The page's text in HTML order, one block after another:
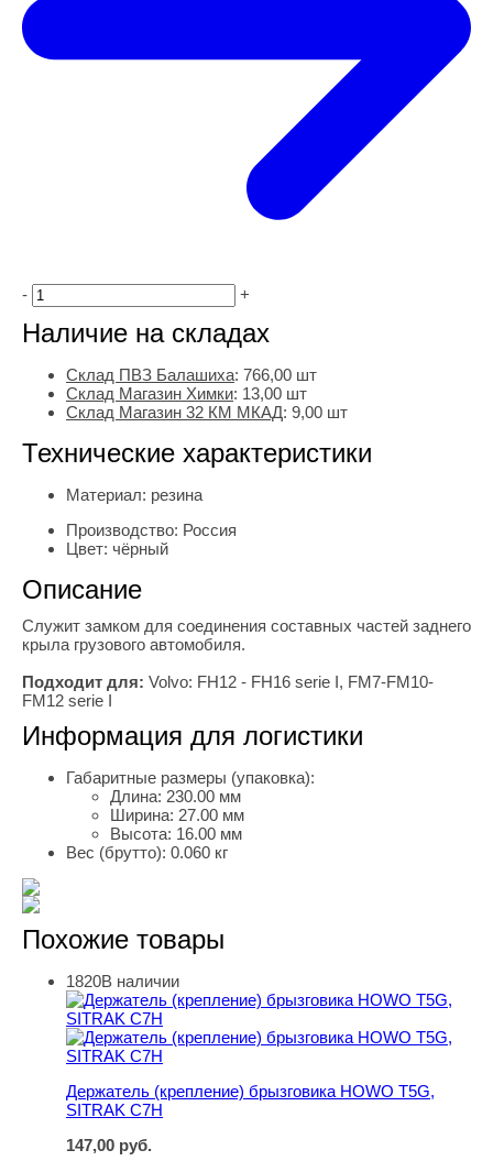
- +
Наличие на складах
Склад ПВЗ Балашиха: 766,00 шт
Склад Магазин Химки: 13,00 шт
Склад Магазин 32 КМ МКАД: 9,00 шт
Технические характеристики
Материал: резина
Производство: Россия
Цвет: чёрный
Описание
Служит замком для соединения составных частей заднего
крыла грузового автомобиля.
Подходит для: Volvo: FH12 - FH16 serie I, FM7-FM10-
FM12 serie I
Информация для логистики
Габаритные размеры (упаковка):
Длина: 230.00 мм
Ширина: 27.00 мм
Высота: 16.00 мм
Вес (брутто): 0.060 кг
Похожие товары
Держатель (крепление) брызговика HOWO T5G,
1820В наличии
Держатель (крепление) брызговика HOWO T5G,
SITRAK C7H
147,00 руб.